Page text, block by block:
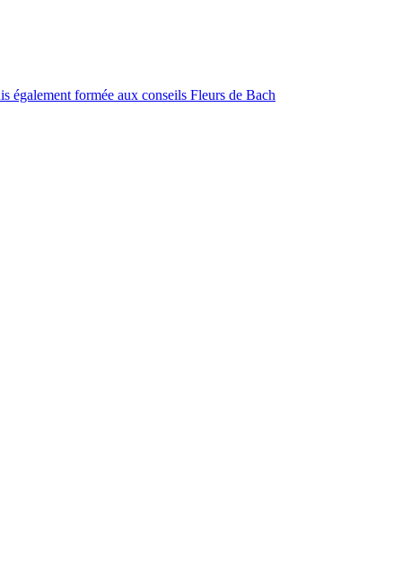
également formée aux conseils Fleurs de Bach